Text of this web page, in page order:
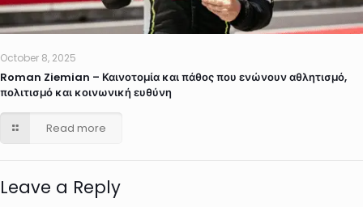
October 8, 2025
Roman Ziemian – Καινοτομία και πάθος που ενώνουν αθλητισμό,
πολιτισμό και κοινωνική ευθύνη
Read more
Leave a Reply